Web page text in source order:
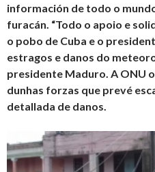
información de todo o
furacán. “Todo o apoio e
o pobo de Cuba e o
estragos e danos do
presidente Maduro. A ONU
dunhas forzas que prevé
detallada de danos.